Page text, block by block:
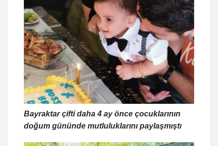
Bayraktar çifti daha 4 ay önce çocuklarının
doğum gününde mutluluklarını paylaşmıştı